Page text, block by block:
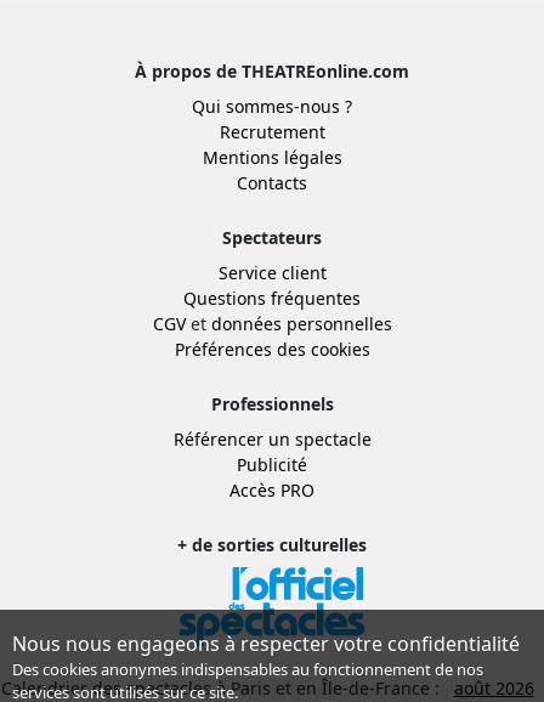
À propos de THEATREonline.com
Qui sommes-nous ?
Recrutement
Mentions légales
Contacts
Spectateurs
Service client
Questions fréquentes
CGVet données personnelles
Préférences des cookies
Professionnels
Référencer un spectacle
Publicité
Accès PRO
+ de sorties culturelles
Calendrier des spectacles à Paris et en Île-de-France :
août 2026
Nous nous engageons à respecter votre confidentialité
Des cookies anonymes indispensables au fonctionnement de nos
services sont utilisés sur ce site.